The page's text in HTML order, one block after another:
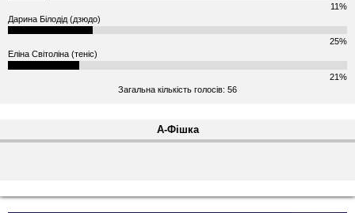
11%
Дарина Білодід (дзюдо)
25%
Еліна Світоліна (теніс)
21%
Загальна кількість голосів: 56
А-Фішка